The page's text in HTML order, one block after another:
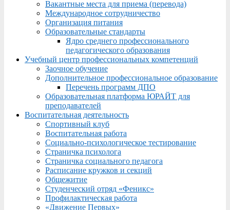
Вакантные места для приема (перевода)
Международное сотрудничество
Организация питания
Образовательные стандарты
Ядро среднего профессионального
педагогического образования
Учебный центр профессиональных компетенций
Заочное обучение
Дополнительное профессиональное образование
Перечень программ ДПО
Образовательная платформа ЮРАЙТ для
преподавателей
Воспитательная деятельность
Спортивный клуб
Воспитательная работа
Социально-психологическое тестирование
Страничка психолога
Страничка социального педагога
Расписание кружков и секций
Общежитие
Студенческий отряд «Феникс»
Профилактическая работа
«Движение Первых»